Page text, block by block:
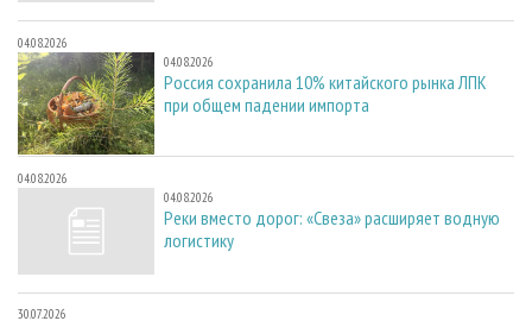
04.08.2026
04.08.2026
Россия сохранила 10% китайского рынка ЛПК
при общем падении импорта
04.08.2026
04.08.2026
Реки вместо дорог: «Свеза» расширяет водную
логистику
30.07.2026